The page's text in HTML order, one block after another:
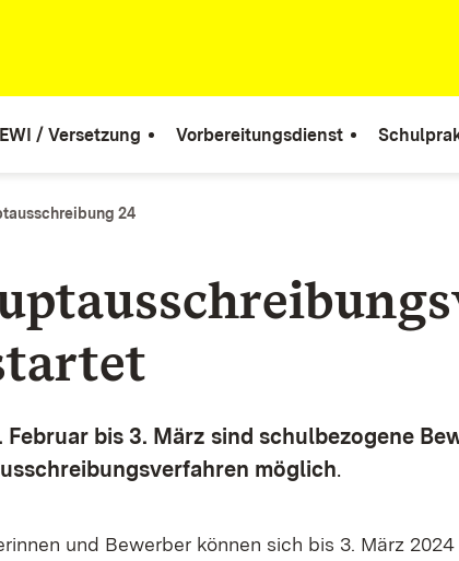
/ Versetzung Vorbereitungsdienst
24
Februar bis 3. März sind schulbezogene
möglich.
und Bewerber können sich bis 3. März